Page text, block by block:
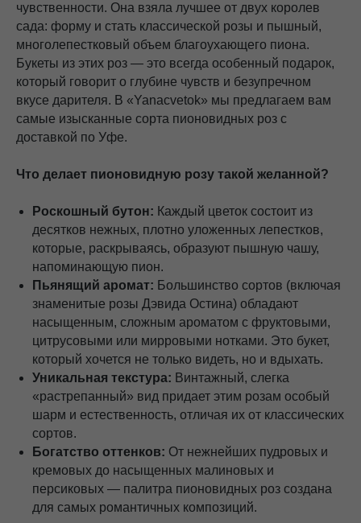
чувственности. Она взяла лучшее от двух королев
сада: форму и стать классической розы и пышный,
многолепестковый объем благоухающего пиона.
Букеты из этих роз — это всегда особенный подарок,
который говорит о глубине чувств и безупречном
вкусе дарителя. В «Yanacvetok» мы предлагаем вам
самые изысканные сорта пионовидных роз с
доставкой по Уфе.
Что делает пионовидную розу такой желанной?
Роскошный бутон: Каждый цветок состоит из
десятков нежных, плотно уложенных лепестков,
которые, раскрываясь, образуют пышную чашу,
напоминающую пион.
Пьянящий аромат: Большинство сортов (включая
знаменитые розы Дэвида Остина) обладают
насыщенным, сложным ароматом с фруктовыми,
цитрусовыми или мирровыми нотками. Это букет,
который хочется не только видеть, но и вдыхать.
Уникальная текстура: Винтажный, слегка
«растрепанный» вид придает этим розам особый
шарм и естественность, отличая их от классических
сортов.
Богатство оттенков: От нежнейших пудровых и
кремовых до насыщенных малиновых и
персиковых — палитра пионовидных роз создана
для самых романтичных композиций.